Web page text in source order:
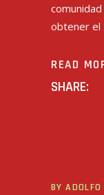
obtener el
READ
SHARE:
BYADOLFO